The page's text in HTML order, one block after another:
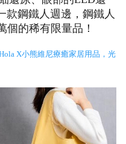
款鋼鐵人週邊，鋼鐵人
個的稀有限量品！
X小熊維尼療癒家居用品，光